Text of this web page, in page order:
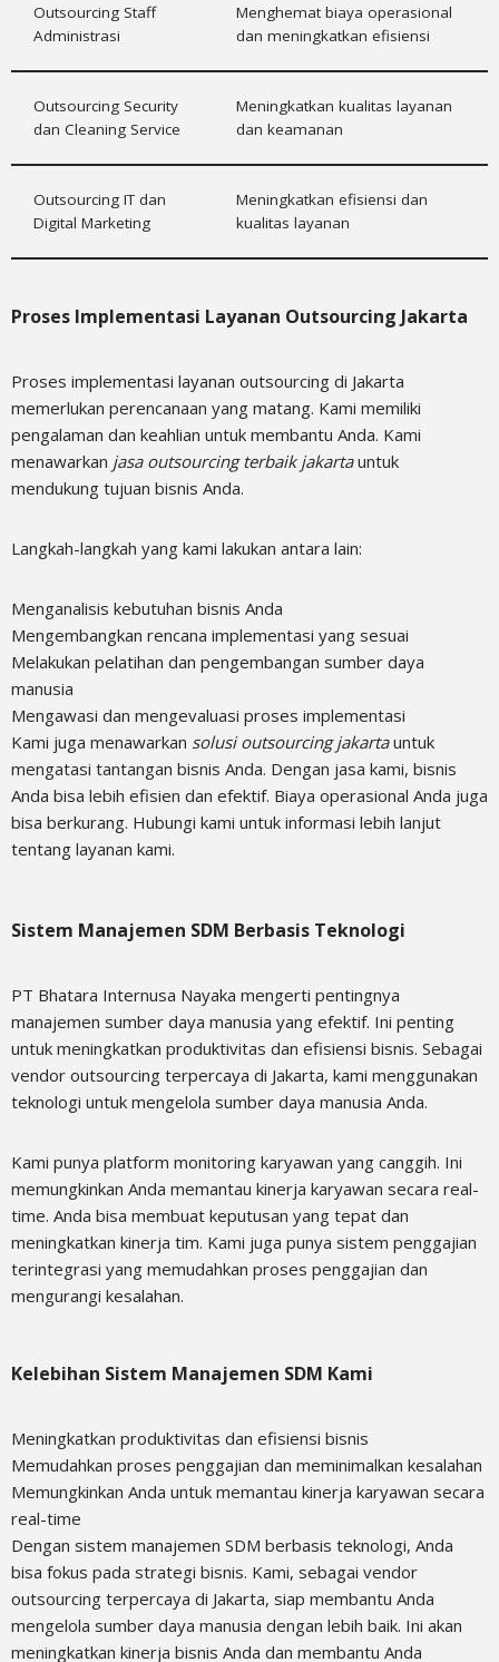
Outsourcing Staff
Administrasi
Menghemat biaya operasional
dan meningkatkan efisiensi
Outsourcing Security
dan Cleaning Service
Meningkatkan kualitas layanan
dan keamanan
Outsourcing IT dan
Digital Marketing
Meningkatkan efisiensi dan
kualitas layanan
Proses Implementasi Layanan Outsourcing Jakarta
Proses implementasi layanan outsourcing di Jakarta
memerlukan perencanaan yang matang. Kami memiliki
pengalaman dan keahlian untuk membantu Anda. Kami
menawarkan jasa outsourcing terbaik jakartauntuk
mendukung tujuan bisnis Anda.
Langkah-langkah yang kami lakukan antara lain:
Menganalisis kebutuhan bisnis Anda
Mengembangkan rencana implementasi yang sesuai
Melakukan pelatihan dan pengembangan sumber daya
manusia
Mengawasi dan mengevaluasi proses implementasi
Kami juga menawarkan solusi outsourcing jakartauntuk
mengatasi tantangan bisnis Anda. Dengan jasa kami, bisnis
Anda bisa lebih efisien dan efektif. Biaya operasional Anda juga
bisa berkurang. Hubungi kami untuk informasi lebih lanjut
tentang layanan kami.
Sistem Manajemen SDM Berbasis Teknologi
PT Bhatara Internusa Nayaka mengerti pentingnya
manajemen sumber daya manusia yang efektif. Ini penting
untuk meningkatkan produktivitas dan efisiensi bisnis. Sebagai
vendor outsourcing terpercaya di Jakarta, kami menggunakan
teknologi untuk mengelola sumber daya manusia Anda.
Kami punya platform monitoring karyawan yang canggih. Ini
memungkinkan Anda memantau kinerja karyawan secara real-
time. Anda bisa membuat keputusan yang tepat dan
meningkatkan kinerja tim. Kami juga punya sistem penggajian
terintegrasi yang memudahkan proses penggajian dan
mengurangi kesalahan.
Kelebihan Sistem Manajemen SDM Kami
Meningkatkan produktivitas dan efisiensi bisnis
Memudahkan proses penggajian dan meminimalkan kesalahan
Memungkinkan Anda untuk memantau kinerja karyawan secara
real-time
Dengan sistem manajemen SDM berbasis teknologi, Anda
bisa fokus pada strategi bisnis. Kami, sebagai vendor
outsourcing terpercaya di Jakarta, siap membantu Anda
mengelola sumber daya manusia dengan lebih baik. Ini akan
meningkatkan kinerja bisnis Anda dan membantu Anda